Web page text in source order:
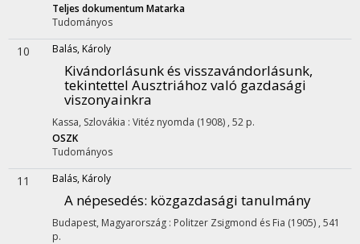
Teljes dokumentumMatarka
Tudományos
10 Balás, Károly
Kivándorlásunk és visszavándorlásunk,
tekintettel Ausztriához való gazdasági
viszonyainkra
Kassa, Szlovákia : Vitéz nyomda (1908) , 52 p.
OSZK
Tudományos
11 Balás, Károly
A népesedés: közgazdasági tanulmány
Budapest, Magyarország : Politzer Zsigmond és Fia (1905) , 541
p.